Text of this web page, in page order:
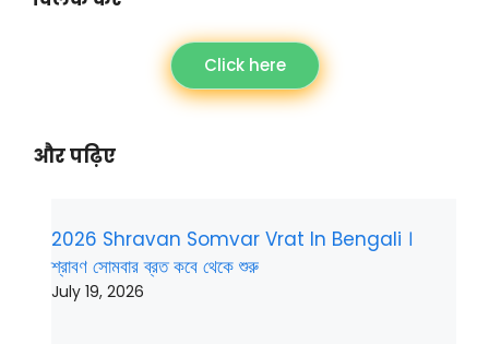
Click here
और पढ़िए
2026 Shravan Somvar Vrat In Bengali ।
শ্রাবণ সোমবার ব্রত কবে থেকে শুরু
July 19, 2026